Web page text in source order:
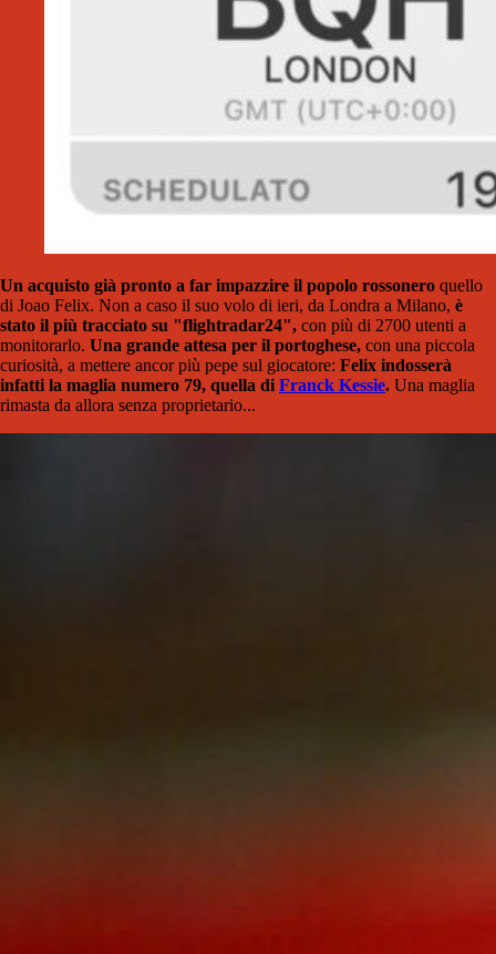
Un acquisto già pronto a far impazzire il popolo rossonero quello
di Joao Felix. Non a caso il suo volo di ieri, da Londra a Milano, è
stato il più tracciato su "flightradar24", con più di 2700 utenti a
monitorarlo. Una grande attesa per il portoghese, con una piccola
curiosità, a mettere ancor più pepe sul giocatore: Felix indosserà
infatti la maglia numero 79, quella diFranck Kessie. Una maglia
rimasta da allora senza proprietario...